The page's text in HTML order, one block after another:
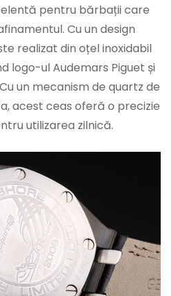
pentru bărbații care
Cu un design
realizat din oțel inoxidabil
logo-ul Audemars Piguet și
un mecanism de quartz de
acest ceas oferă o precizie
utilizarea zilnică.